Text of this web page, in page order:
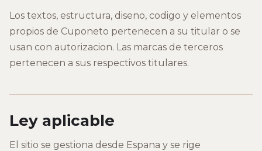
Los textos, estructura, diseno, codigo y elementos
propios de Cuponeto pertenecen a su titular o se
usan con autorizacion. Las marcas de terceros
pertenecen a sus respectivos titulares.
Ley aplicable
El sitio se gestiona desde Espana y se rige